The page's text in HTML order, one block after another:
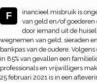
F
inancieel misbruik is
van geld en/of goederen
door iemand uit de
wegnemen van geld, sieraden
bankpas van de oudere.
in 85% van gevallen een
professionals en vrijwilligers
25 februari 2021 is in een